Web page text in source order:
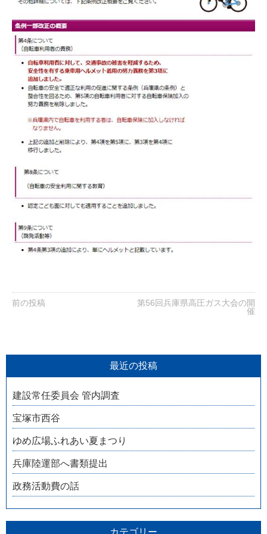
前の投稿
第56回兵庫県高圧ガス大会の開
催
最近の投稿
建設常任委員会 管内調査
宝塚市西谷
ゆめ広場ふれあい夏まつり
兵庫陸運部へ書類提出
政務活動費の話
カテゴリー